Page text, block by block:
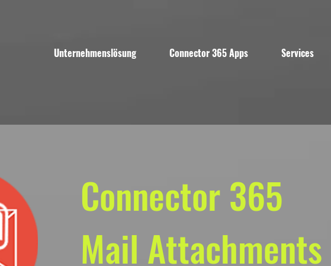
Unternehmenslösung Connector 365 Apps Services
Connector 365
Mail